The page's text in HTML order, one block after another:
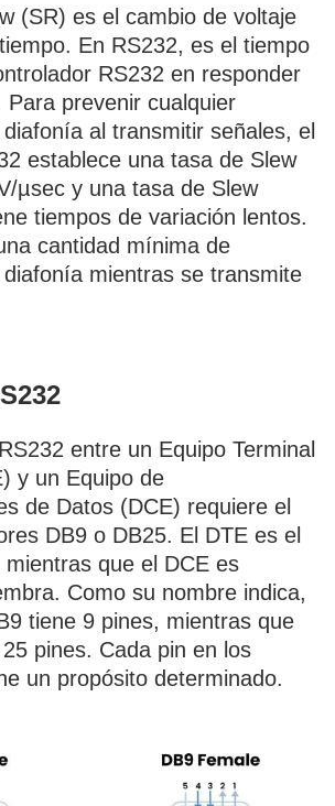
(SR) es el cambio de voltaje
En RS232, es el tiempo
RS232 en responder
Para prevenir cualquier
al transmitir señales, el
establece una tasa de Slew
µsec y una tasa de Slew
tiempos de variación lentos.
cantidad mínima de
mientras se transmite
entre un Equipo Terminal
y un Equipo de
de Datos (DCE) requiere el
DB9 o DB25. El DTE es el
que el DCE es
Como su nombre indica,
tiene 9 pines, mientras que
pines. Cada pin en los
un propósito determinado.